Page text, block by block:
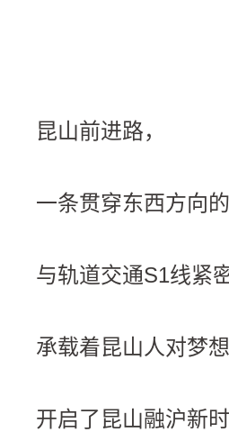
昆山前进路，
一条贯穿东西方向的
与轨道交通S1线紧
承载着昆山人对梦想
开启了昆山融沪新时